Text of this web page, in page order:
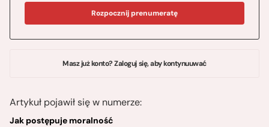
Rozpocznij prenumeratę
Masz już konto? Zaloguj się, aby kontynuuwać
Artykuł pojawił się w numerze:
Jak postępuje moralność